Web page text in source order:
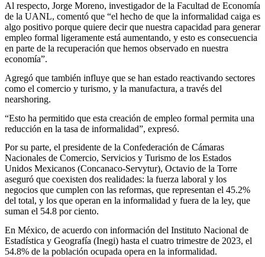
Al respecto, Jorge Moreno, investigador de la Facultad de Economía
de la UANL, comentó que “el hecho de que la informalidad caiga es
algo positivo porque quiere decir que nuestra capacidad para generar
empleo formal ligeramente está aumentando, y esto es consecuencia
en parte de la recuperación que hemos observado en nuestra
economía”.
Agregó que también influye que se han estado reactivando sectores
como el comercio y turismo, y la manufactura, a través del
nearshoring.
“Esto ha permitido que esta creación de empleo formal permita una
reducción en la tasa de informalidad”, expresó.
Por su parte, el presidente de la Confederación de Cámaras
Nacionales de Comercio, Servicios y Turismo de los Estados
Unidos Mexicanos (Concanaco-Servytur), Octavio de la Torre
aseguró que coexisten dos realidades: la fuerza laboral y los
negocios que cumplen con las reformas, que representan el 45.2%
del total, y los que operan en la informalidad y fuera de la ley, que
suman el 54.8 por ciento.
En México, de acuerdo con información del Instituto Nacional de
Estadística y Geografía (Inegi) hasta el cuatro trimestre de 2023, el
54.8% de la población ocupada opera en la informalidad.